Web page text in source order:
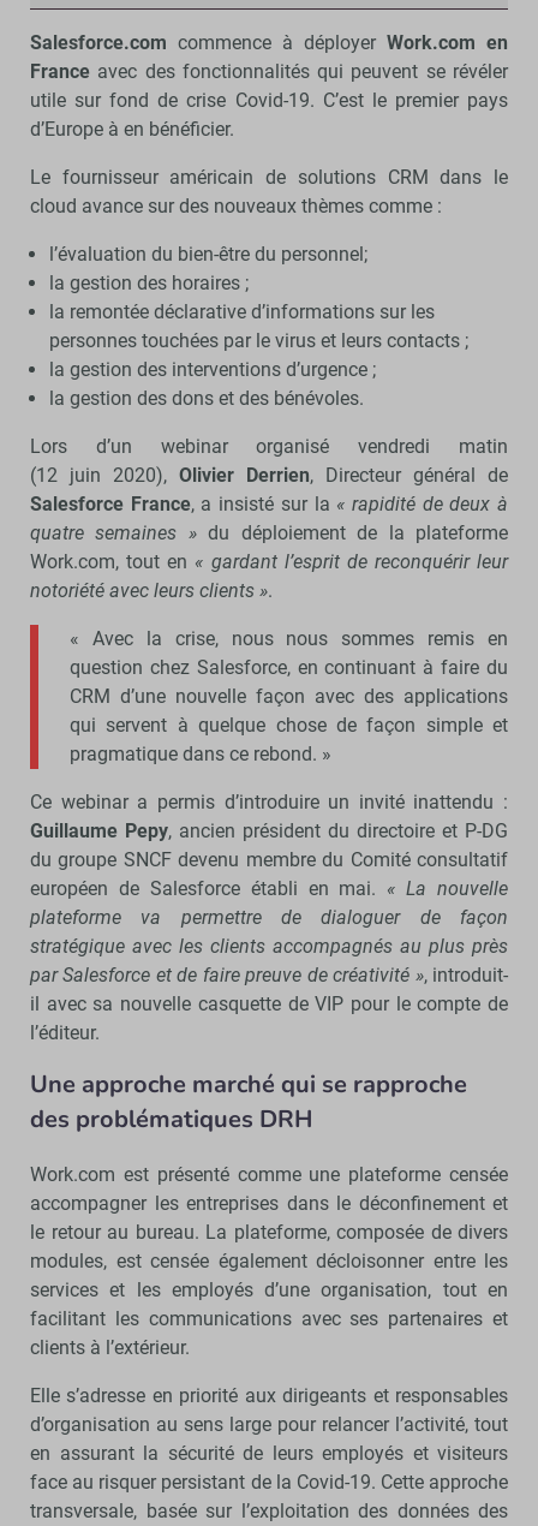
Salesforce.com commence à déployer Work.com en
France avec des fonctionnalités qui peuvent se révéler
utile sur fond de crise Covid-19. C’est le premier pays
d’Europe à en bénéficier.
Le fournisseur américain de solutions CRM dans le
cloud avance sur des nouveaux thèmes comme :
l’évaluation du bien-être du personnel;
la gestion des horaires ;
la remontée déclarative d’informations sur les
personnes touchées par le virus et leurs contacts ;
la gestion des interventions d’urgence ;
la gestion des dons et des bénévoles.
Lors d’un webinar organisé vendredi matin
(12 juin 2020), Olivier Derrien, Directeur général de
Salesforce France, a insisté sur la « rapidité de deux à
quatre semaines »du déploiement de la plateforme
Work.com, tout en « gardant l’esprit de reconquérir leur
notoriété avec leurs clients ».
« Avec la crise, nous nous sommes remis en
question chez Salesforce, en continuant à faire du
CRM d’une nouvelle façon avec des applications
qui servent à quelque chose de façon simple et
pragmatique dans ce rebond. »
Ce webinar a permis d’introduire un invité inattendu :
Guillaume Pepy, ancien président du directoire et P-DG
du groupe SNCF devenu membre du Comité consultatif
européen de Salesforce établi en mai. « La nouvelle
plateforme va permettre de dialoguer de façon
stratégique avec les clients accompagnés au plus près
par Salesforce et de faire preuve de créativité », introduit-
il avec sa nouvelle casquette de VIP pour le compte de
l’éditeur.
Une approche marché qui se rapproche
des problématiques DRH
Work.com est présenté comme une plateforme censée
accompagner les entreprises dans le déconfinement et
le retour au bureau. La plateforme, composée de divers
modules, est censée également décloisonner entre les
services et les employés d’une organisation, tout en
facilitant les communications avec ses partenaires et
clients à l’extérieur.
Elle s’adresse en priorité aux dirigeants et responsables
d’organisation au sens large pour relancer l’activité, tout
en assurant la sécurité de leurs employés et visiteurs
face au risquer persistant de la Covid-19. Cette approche
transversale, basée sur l’exploitation des données des